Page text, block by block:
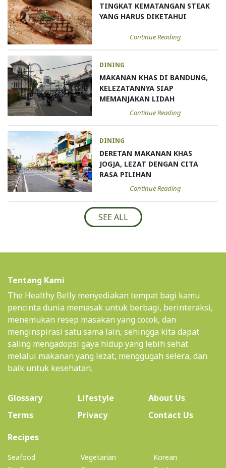
TINGKAT KEMATANGAN STEAK
YANG HARUS DIKETAHUI
Continue Reading
DINING
MAKANAN KHAS DI BANDUNG,
KELEZATANNYA SIAP
MEMANJAKAN LIDAH
Continue Reading
DINING
DERETAN MAKANAN KHAS
JOGJA, LEZAT DENGAN CITA
RASA PILIHAN
Continue Reading
SEE ALL
Tentang Kami
The Healthy Belly menyediakan tempat bagi kamu
pencinta dunia memasak untuk berbagi, berinteraksi,
menemukan resep masakan yang cocok, dan
menginspirasi satu sama lain, sehingga kita dapat
saling mengadopsi gaya hidup yang lebih sehat
melalui makanan yang lezat, menggugah selera, dan
baik untuk kesehatan.
Glossary Lifestyle About Us(current)
Terms
Privacy
Contact Us
Recipes(current)
Seafood
Vegetarian
Korean